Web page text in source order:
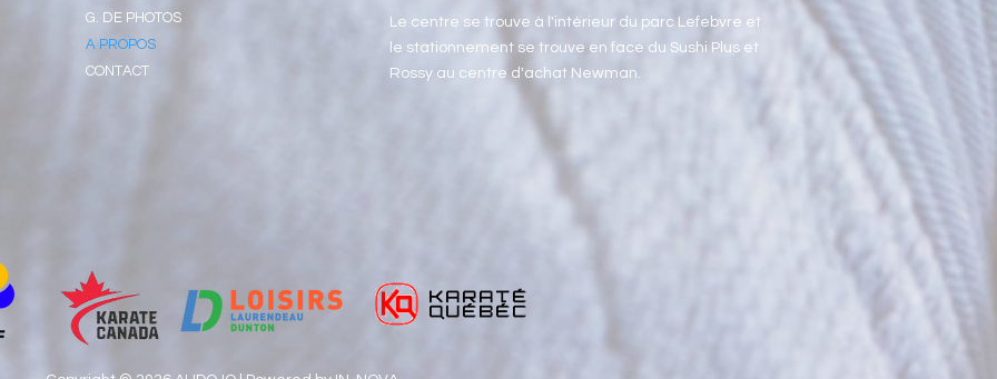
G. DE PHOTOS
A PROPOS
CONTACT
Le centre se trouve à l'intérieur du parc Lefebvre et
le stationnement se trouve en face du Sushi Plus et
Rossy au centre d'achat Newman.